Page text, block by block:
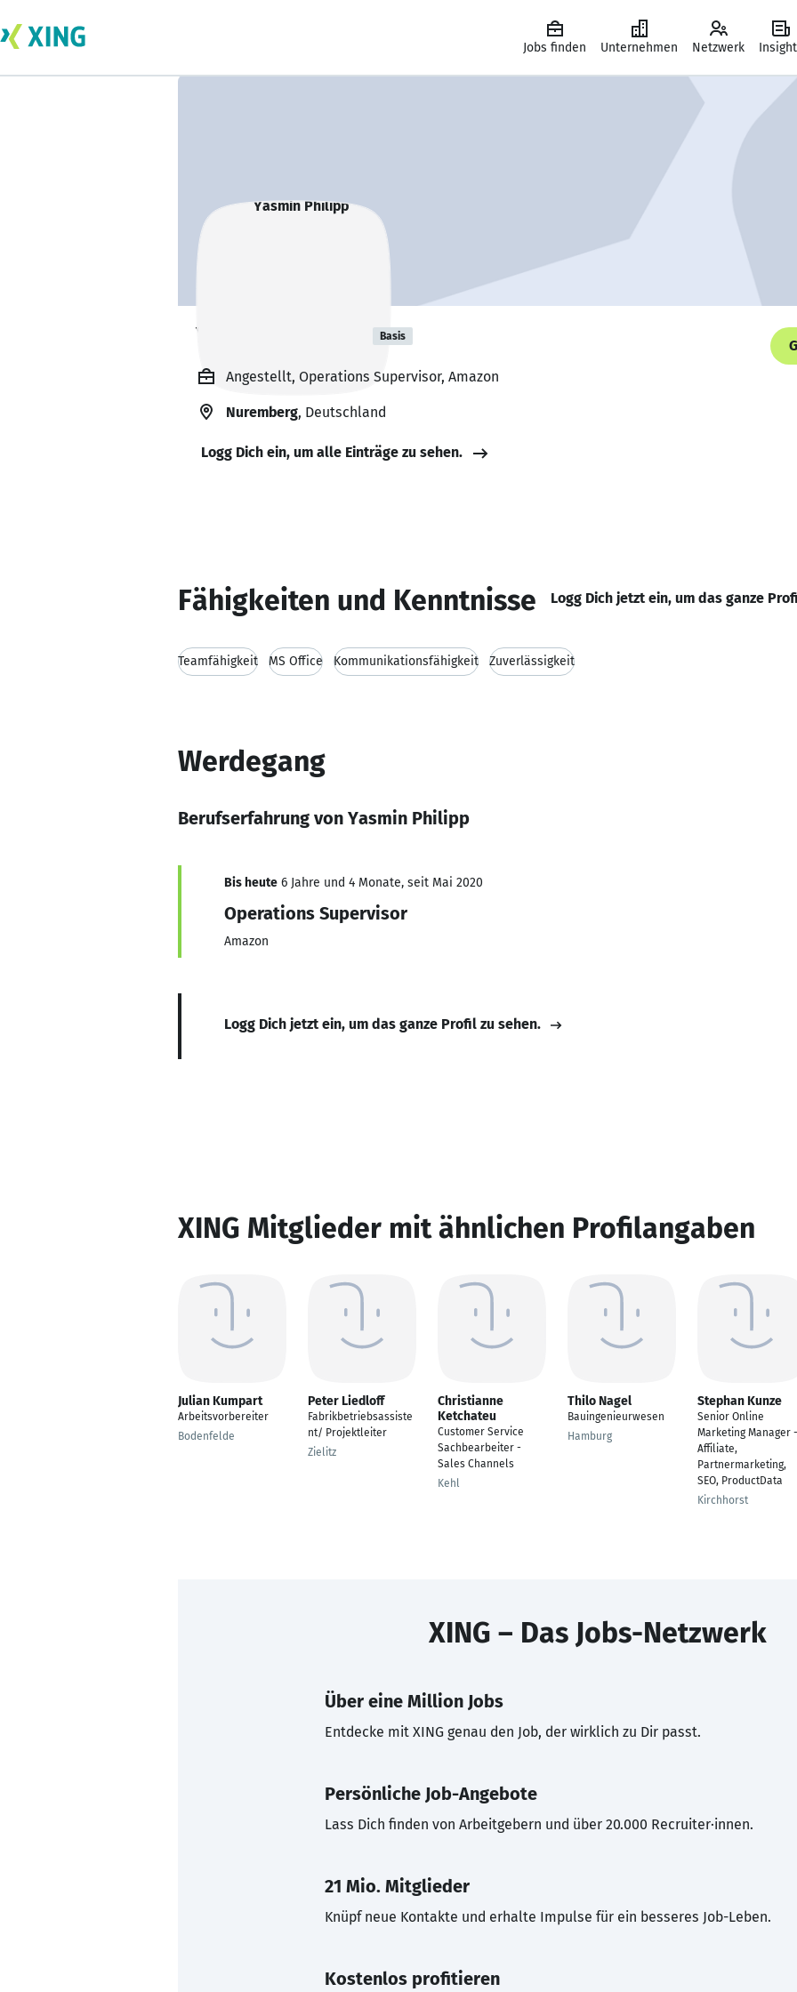
Jobs finden Unternehmen Netzwerk
Yasmin Philipp Basis
Angestellt, Operations Supervisor, Amazon
Nuremberg, Deutschland
Logg Dich ein, um alle Einträge zu sehen.
Fähigkeiten und Kenntnisse Logg Dich jetzt ein, um das ganze
Teamfähigkeit MS Office Kommunikationsfähigkeit Zuverlässigkeit
Werdegang
Berufserfahrung von Yasmin Philipp
Bis heute 6 Jahre und 4 Monate, seit Mai 2020
Operations Supervisor
Amazon
Logg Dich jetzt ein, um das ganze Profil zu sehen.
XING Mitglieder mit ähnlichen Profilangaben
Julian Kumpart
Arbeitsvorbereiter
Bodenfelde
Peter Liedloff
Fabrikbetriebsassiste
nt/ Projektleiter
Zielitz
Christianne
Ketchateu
Customer Service
Sachbearbeiter -
Sales Channels
Kehl
Thilo Nagel
Bauingenieurwesen
Hamburg
Stephan Kunze
Senior Online
Marketing Manager -
Affiliate,
Partnermarketing,
SEO, ProductData
Kirchhorst
XING – Das Jobs-Netzwerk
Über eine Million Jobs
Entdecke mit XING genau den Job, der wirklich zu Dir passt.
Persönliche Job-Angebote
Lass Dich finden von Arbeitgebern und über 20.000 Recruiter·innen.
21 Mio. Mitglieder
Knüpf neue Kontakte und erhalte Impulse für ein besseres Job-Leben.
Kostenlos profitieren